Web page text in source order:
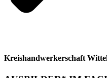
Kreishandwerkerschaft